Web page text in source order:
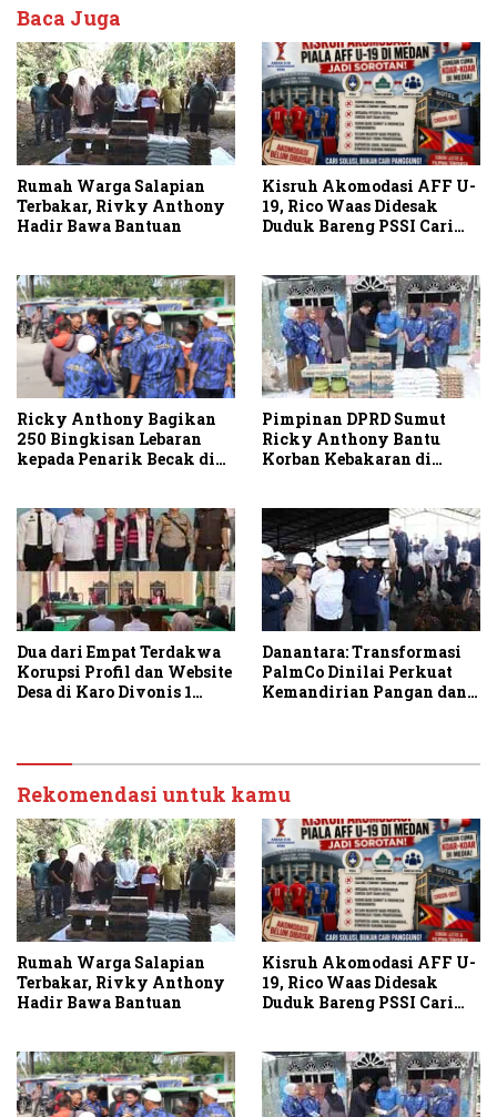
Baca Juga
Rumah Warga Salapian
Terbakar, Rivky Anthony
Hadir Bawa Bantuan
Kisruh Akomodasi AFF U-
19, Rico Waas Didesak
Duduk Bareng PSSI Cari
Ricky Anthony Bagikan
250 Bingkisan Lebaran
kepada Penarik Becak di
Pimpinan DPRD Sumut
Ricky Anthony Bantu
Korban Kebakaran di
Dua dari Empat Terdakwa
Korupsi Profil dan Website
Desa di Karo Divonis 1
Danantara: Transformasi
PalmCo Dinilai Perkuat
Kemandirian Pangan dan
Rekomendasi untuk kamu
Rumah Warga Salapian
Terbakar, Rivky Anthony
Hadir Bawa Bantuan
Kisruh Akomodasi AFF U-
19, Rico Waas Didesak
Duduk Bareng PSSI Cari